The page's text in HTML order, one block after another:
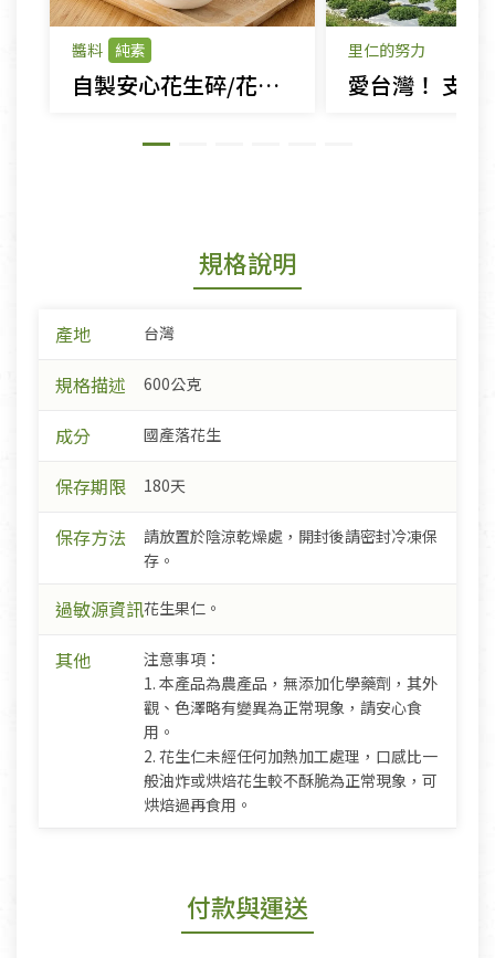
醬料 純素
自製安心花生碎/花生粉
里仁的努力
規格說明
產地 台灣
規格描述 600公克
成分 國產落花生
保存期限 180天
保存方法
請放置於陰涼乾燥處，開封後請密封冷凍保
存。
過敏源資訊花生果仁。
其他
注意事項：
1. 本產品為農產品，無添加化學藥劑，其外
觀、色澤略有變異為正常現象，請安心食
用。
2. 花生仁未經任何加熱加工處理，口感比一
般油炸或烘焙花生較不酥脆為正常現象，可
烘焙過再食用。
付款與運送